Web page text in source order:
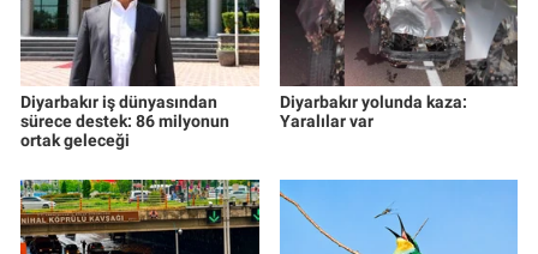
Diyarbakır iş dünyasından
sürece destek: 86 milyonun
ortak geleceği
Diyarbakır yolunda kaza:
Yaralılar var